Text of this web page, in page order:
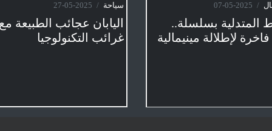
ازياء وجمال /
2025-05-07
الأقراط المتدلية بسلسلة..
لمسة فاخرة لإطلالة
جزيرة بالي في
إندونيسيا